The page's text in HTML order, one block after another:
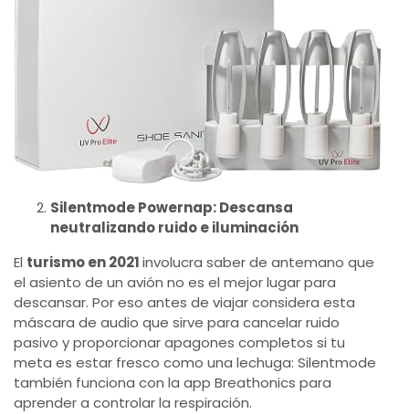
Silentmode Powernap: Descansa
neutralizando ruido e iluminación
El turismo en 2021involucra saber de antemano que
el asiento de un avión no es el mejor lugar para
descansar. Por eso antes de viajar considera esta
máscara de audio que sirve para cancelar ruido
pasivo y proporcionar apagones completos si tu
meta es estar fresco como una lechuga: Silentmode
también funciona con la app Breathonics para
aprender a controlar la respiración.